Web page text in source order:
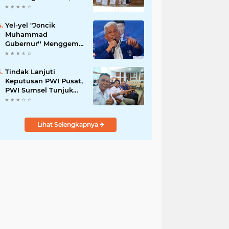
42,46 gram Ganja, 5
Amankan 21 Orang
Tersangka
Yel-yel "Joncik
Muhammad
Gubernur'' Menggems
di Seantero Sumsel
Tindak Lanjuti
Keputusan PWI Pusat,
PWI Sumsel Tunjuk
Ishak Nasroni sebagai
Selatan
Lihat Selengkapnya